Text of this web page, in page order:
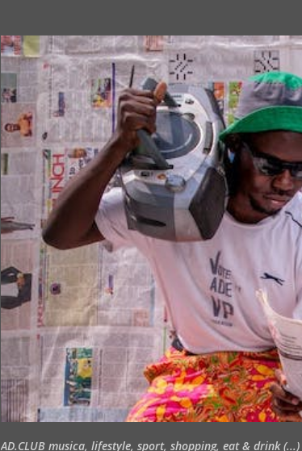
AD.CLUB musica, lifestyle, sport, shopping, eat & drink (...)